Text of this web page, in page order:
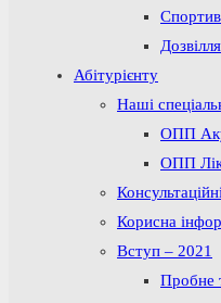
Дозвілля
Абітурієнту
Наші
ОПП
ОПП
Корисна
Вступ – 2021
Пробне